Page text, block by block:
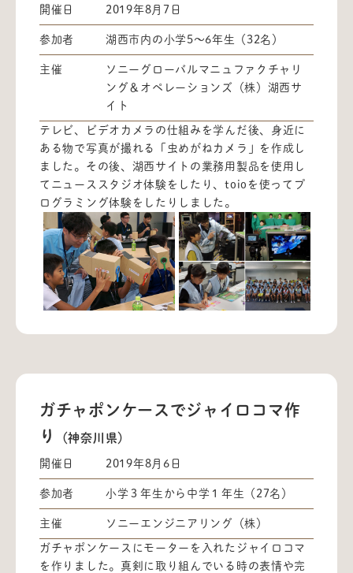
開催日 2019年8月7日
参加者 湖西市内の小学5～6年生（32名）
主催
ソニーグローバルマニュファクチャリ
ング＆オペレーションズ（株）湖西サ
イト
テレビ、ビデオカメラの仕組みを学んだ後、身近に
ある物で写真が撮れる「虫めがねカメラ」を作成し
ました。その後、湖西サイトの業務用製品を使用し
てニューススタジオ体験をしたり、toioを使ってプ
ログラミング体験をしたりしました。
ガチャポンケースでジャイロコマ作
り
（神奈川県）
開催日 2019年8月6日
参加者 小学３年生から中学１年生（27名）
主催 ソニーエンジニアリング（株）
ガチャポンケースにモーターを入れたジャイロコマ
を作りました。真剣に取り組んでいる時の表情や完